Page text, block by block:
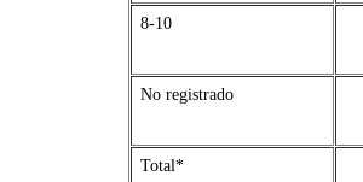
8-10
No registrado
Total*